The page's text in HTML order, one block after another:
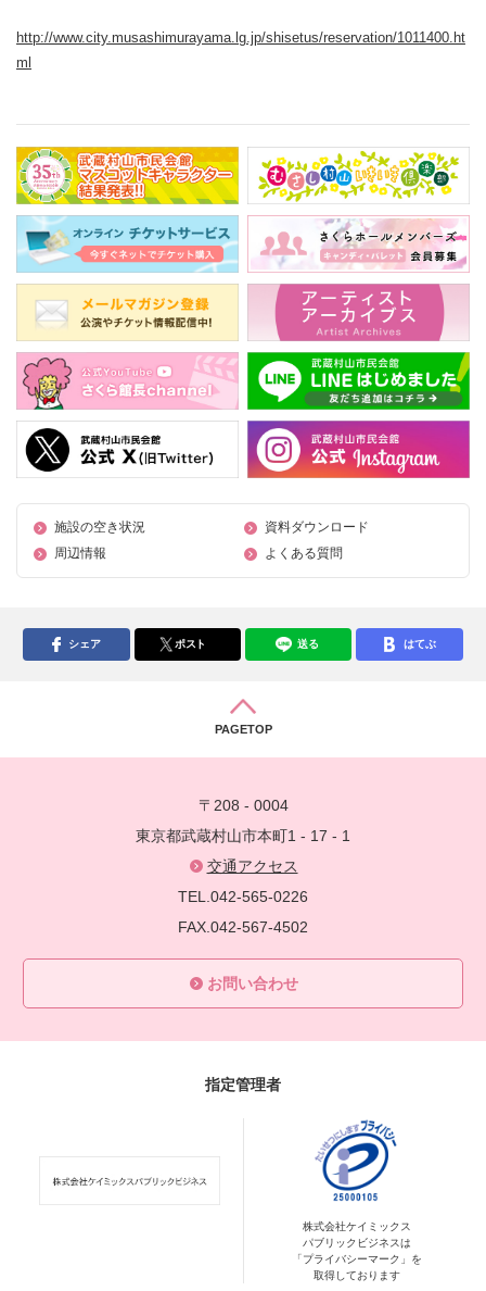
http://www.city.musashimurayama.lg.jp/shisetus/reservation/1011400.ht
ml
施設の空き状況
資料ダウンロード
周辺情報
よくある質問
シェア ポスト 送る はてぶ
PAGETOP
〒208 - 0004
東京都武蔵村山市本町1 - 17 - 1
交通アクセス
TEL.042-565-0226
FAX.042-567-4502
お問い合わせ
指定管理者
株式会社ケイミックス
パブリックビジネスは
「プライバシーマーク」を
取得しております